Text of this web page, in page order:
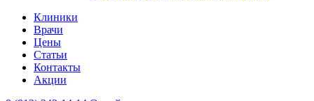
Клиники
Врачи
Цены
Статьи
Контакты
Акции